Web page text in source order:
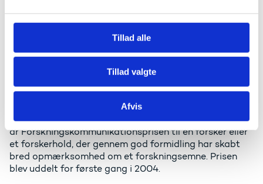
Tillad alle
Tillad valgte
Afvis
Kristine Bohmann. Fotokredit: Suste Bonnén
Kristine Bohmann. Fotokredit: Christian Bendix
Forskningskommunikationsprisen
Uddannelses- og Forskningsministeriet uddeler hvert
år Forskningskommunikationsprisen til en forsker eller
et forskerhold, der gennem god formidling har skabt
bred opmærksomhed om et forskningsemne. Prisen
blev uddelt for første gang i 2004.